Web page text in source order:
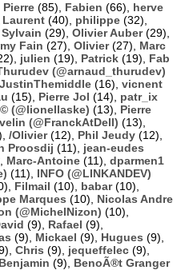
Pierre (85), Fabien (66), herve
Laurent (40), philippe (32),
Sylvain (29), Olivier Auber(29),
Fain (27), Olivier(27), Marc
julien (19), Patrick (19), Fab
(@arnaud_thurudev)
JustinThemiddle (16), vicnent
(15), Pierre Jol (14), patr_ix
(@lionellaske) (13), Pierre
(@FranckAtDell) (13),
/Olivier(12), Phil Jeudy (12),
Proosdij (11), jean-eudes
Marc-Antoine (11), dparmen1
(11), INFO (@LINKANDEV)
Filmail (10), babar(10),
Marques (10), Nicolas Andre
(@MichelNizon) (10),
(9), Rafael (9),
(9), Mickael (9), Hugues (9),
Chris (9), jequeffelec (9),
Benjamin (9), BenoÃ®t Granger